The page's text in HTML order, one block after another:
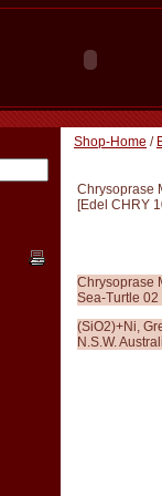
Shop-Home /
Chrysoprase
[Edel CHRY
Chrysoprase
Sea-Turtle 02
(SiO2)+Ni,
N.S.W.